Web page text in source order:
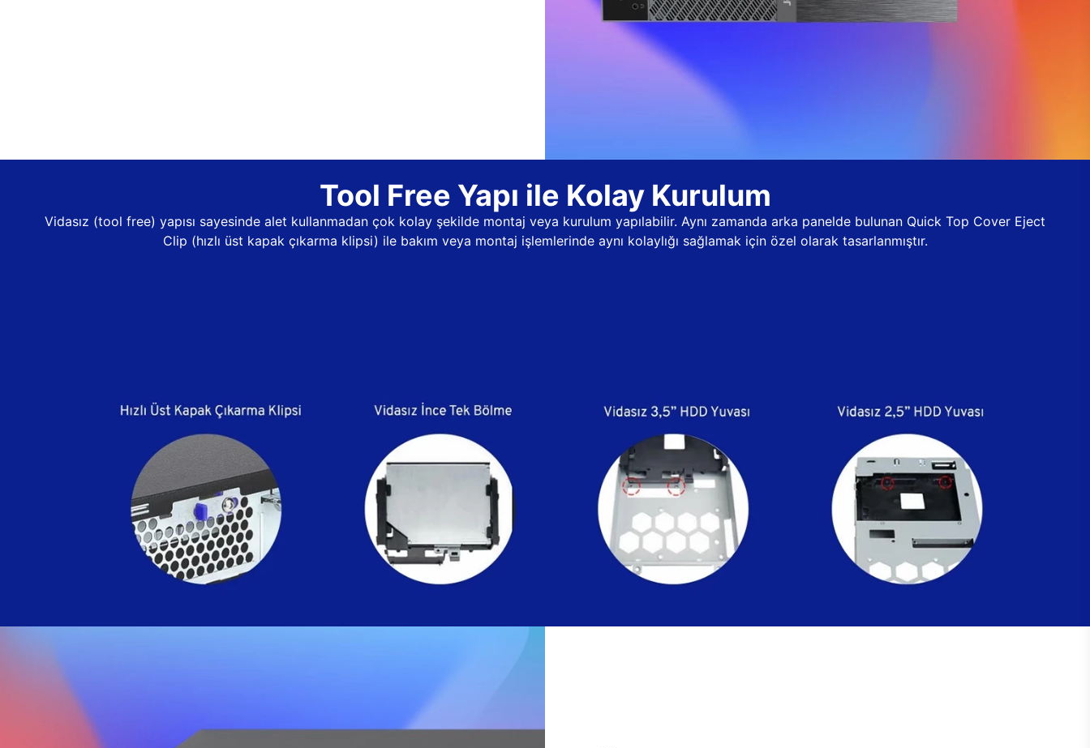
Tool Free Yapı ile Kolay Kurulum
Vidasız (tool free) yapısı sayesinde alet kullanmadan çok kolay şekilde montaj veya kurulum yapılabilir. Aynı zamanda arka panelde bulunan Quick Top Cover Eject
Clip (hızlı üst kapak çıkarma klipsi) ile bakım veya montaj işlemlerinde aynı kolaylığı sağlamak için özel olarak tasarlanmıştır.